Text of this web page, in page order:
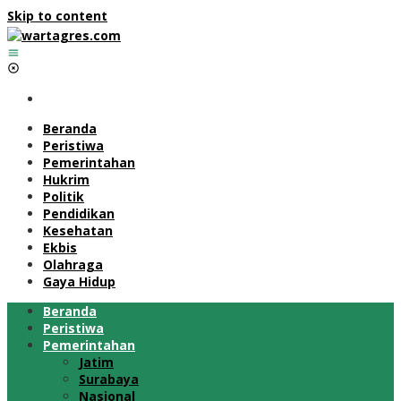
Skip to content
Beranda
Peristiwa
Pemerintahan
Hukrim
Politik
Pendidikan
Kesehatan
Ekbis
Olahraga
Gaya Hidup
Beranda
Peristiwa
Pemerintahan
Jatim
Surabaya
Nasional